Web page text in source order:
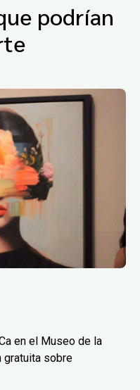
podrían
en el Museo de la
gratuita sobre